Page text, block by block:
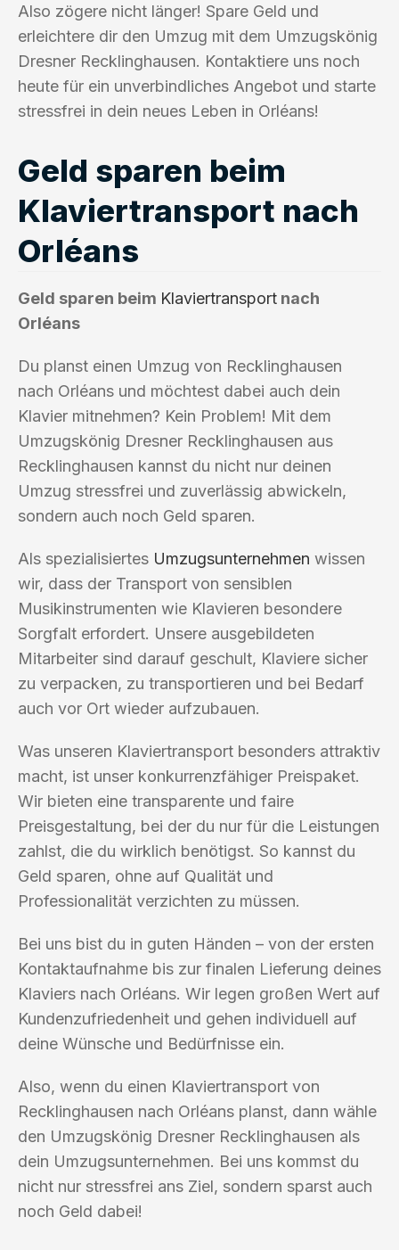
Also zögere nicht länger! Spare Geld und
erleichtere dir den Umzug mit dem Umzugskönig
Dresner Recklinghausen. Kontaktiere uns noch
heute für ein unverbindliches Angebot und starte
stressfrei in dein neues Leben in Orléans!
Geld sparen beim
Klaviertransport nach
Orléans
Geld sparen beim Klaviertransport nach
Orléans
Du planst einen Umzug von Recklinghausen
nach Orléans und möchtest dabei auch dein
Klavier mitnehmen? Kein Problem! Mit dem
Umzugskönig Dresner Recklinghausen aus
Recklinghausen kannst du nicht nur deinen
Umzug stressfrei und zuverlässig abwickeln,
sondern auch noch Geld sparen.
Als spezialisiertes Umzugsunternehmen wissen
wir, dass der Transport von sensiblen
Musikinstrumenten wie Klavieren besondere
Sorgfalt erfordert. Unsere ausgebildeten
Mitarbeiter sind darauf geschult, Klaviere sicher
zu verpacken, zu transportieren und bei Bedarf
auch vor Ort wieder aufzubauen.
Was unseren Klaviertransport besonders attraktiv
macht, ist unser konkurrenzfähiger Preispaket.
Wir bieten eine transparente und faire
Preisgestaltung, bei der du nur für die Leistungen
zahlst, die du wirklich benötigst. So kannst du
Geld sparen, ohne auf Qualität und
Professionalität verzichten zu müssen.
Bei uns bist du in guten Händen – von der ersten
Kontaktaufnahme bis zur finalen Lieferung deines
Klaviers nach Orléans. Wir legen großen Wert auf
Kundenzufriedenheit und gehen individuell auf
deine Wünsche und Bedürfnisse ein.
Also, wenn du einen Klaviertransport von
Recklinghausen nach Orléans planst, dann wähle
den Umzugskönig Dresner Recklinghausen als
dein Umzugsunternehmen. Bei uns kommst du
nicht nur stressfrei ans Ziel, sondern sparst auch
noch Geld dabei!